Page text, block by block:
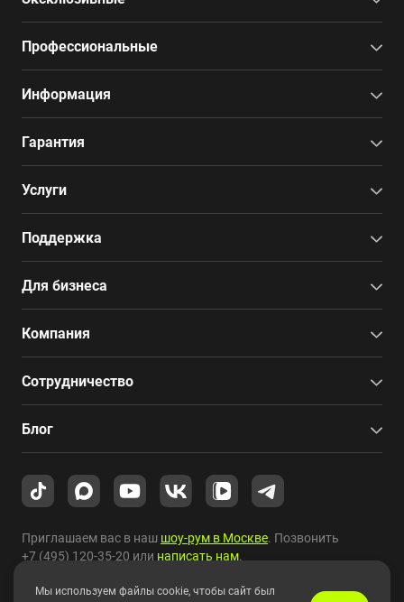
Профессиональные
Информация
Гарантия
Услуги
Поддержка
Для бизнеса
Компания
Сотрудничество
Блог
Приглашаем вас в наш шоу-рум в Москве. Позвонить
+7 (495) 120-35-20 или написать нам.
Copyright © 2010-2026 HYPERPC.
Мы используем файлы cookie, чтобы сайт был